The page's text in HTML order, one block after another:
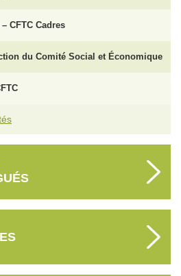
CFTC Cadres
du Comité Social et Économique